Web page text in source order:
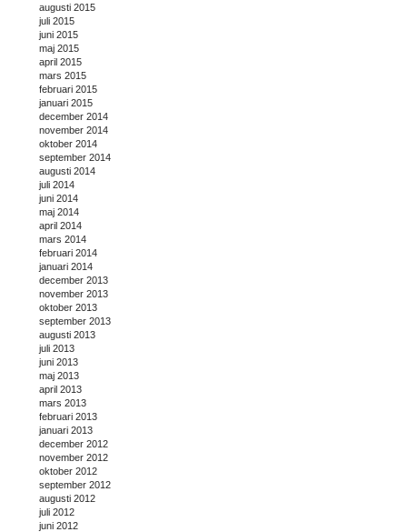
augusti 2015
juli 2015
juni 2015
maj 2015
april 2015
mars 2015
februari 2015
januari 2015
december 2014
november 2014
oktober 2014
september 2014
augusti 2014
juli 2014
juni 2014
maj 2014
april 2014
mars 2014
februari 2014
januari 2014
december 2013
november 2013
oktober 2013
september 2013
augusti 2013
juli 2013
juni 2013
maj 2013
april 2013
mars 2013
februari 2013
januari 2013
december 2012
november 2012
oktober 2012
september 2012
augusti 2012
juli 2012
juni 2012